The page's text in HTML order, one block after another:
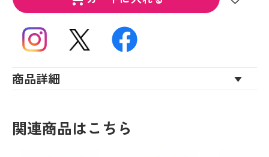
商品詳細
関連商品はこちら